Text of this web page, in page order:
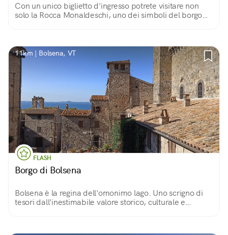
Con un unico biglietto d'ingresso potrete visitare non
solo la Rocca Monaldeschi, uno dei simboli del borgo
11km | Bolsena, VT
FLASH
Borgo di Bolsena
Bolsena è la regina dell'omonimo lago. Uno scrigno di
tesori dall'inestimabile valore storico, culturale e